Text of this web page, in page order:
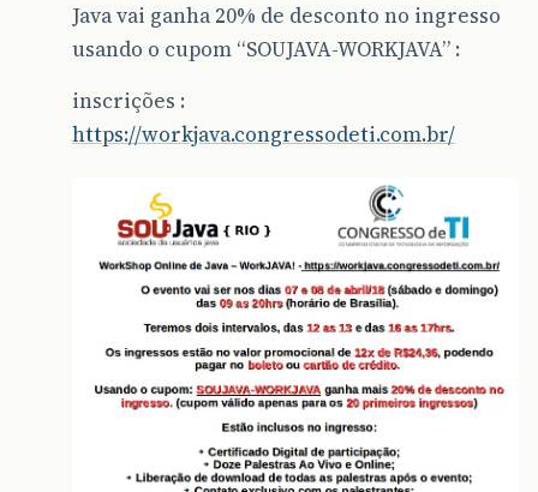
Java vai ganha 20% de desconto no ingresso
usando o cupom “SOUJAVA-WORKJAVA” :
inscrições :
https://workjava.congressodeti.com.br/